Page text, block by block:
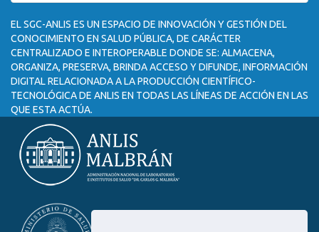
EL SGC-ANLIS ES UN ESPACIO DE INNOVACIÓN Y GESTIÓN DEL
CONOCIMIENTO EN SALUD PÚBLICA, DE CARÁCTER
CENTRALIZADO E INTEROPERABLE DONDE SE: ALMACENA,
ORGANIZA, PRESERVA, BRINDA ACCESO Y DIFUNDE, INFORMACIÓN
DIGITAL RELACIONADA A LA PRODUCCIÓN CIENTÍFICO-
TECNOLÓGICA DE ANLIS EN TODAS LAS LÍNEAS DE ACCIÓN EN LAS
QUE ESTA ACTÚA.